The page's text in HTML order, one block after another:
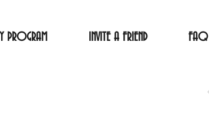
PROGRAM INVITE A FRIEND FAQ